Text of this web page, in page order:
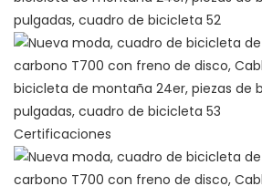
Certificaciones